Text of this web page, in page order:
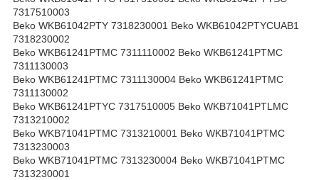
7317510003
Beko WKB61042PTY 7318230001 Beko WKB61042PTYCUAB1
7318230002
Beko WKB61241PTMC 7311110002 Beko WKB61241PTMC
7311130003
Beko WKB61241PTMC 7311130004 Beko WKB61241PTMC
7311130002
Beko WKB61241PTYC 7317510005 Beko WKB71041PTLMC
7313210002
Beko WKB71041PTMC 7313210001 Beko WKB71041PTMC
7313230003
Beko WKB71041PTMC 7313230004 Beko WKB71041PTMC
7313230001